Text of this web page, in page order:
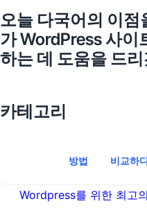
오늘 다국어의 이
가 WordPress 사이
하는 데 도움을 드
카테고리
방법 비교하
Wordpress를 위한 최고